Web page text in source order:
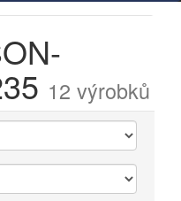
Ztráta hesla
12 výrobků